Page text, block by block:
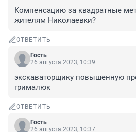
Компенсацию за квадратные
жителям Николаевки?
ОТВЕТИТЬ
Гость
26 августа 2023, 10:39
экскаваторщику повышенную
грималюк
ОТВЕТИТЬ
Гость
26 августа 2023, 10:37